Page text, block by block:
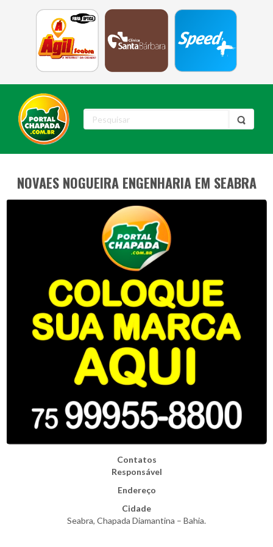
NOVAES NOGUEIRA ENGENHARIA EM SEABRA
Contatos
Responsável
Endereço
Cidade
Seabra, Chapada Diamantina – Bahia.